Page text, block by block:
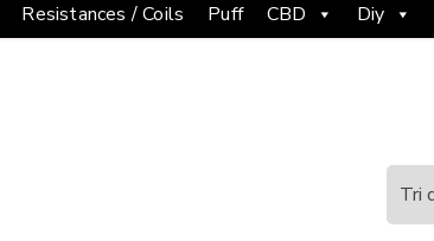
Resistances / Coils Puff CBD Diy